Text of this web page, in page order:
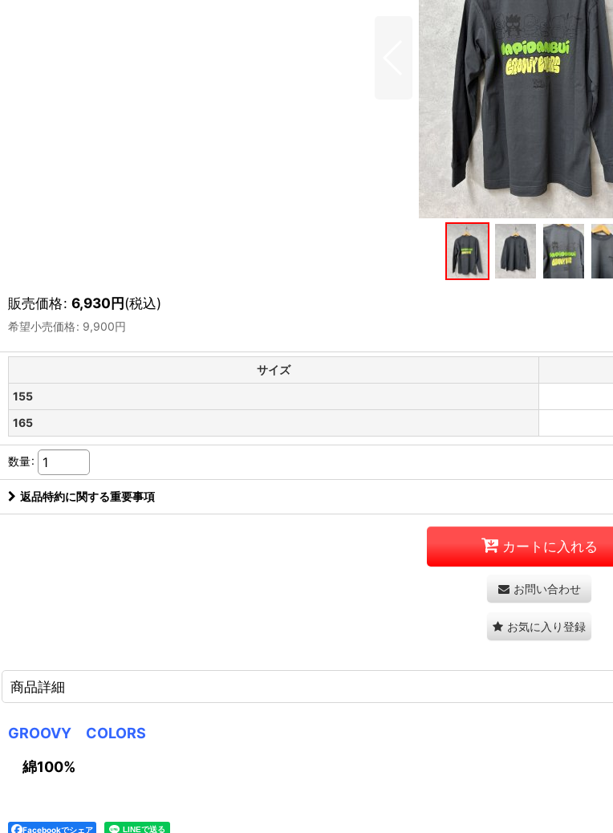
販売価格: 6,930円(税込)
希望小売価格: 9,900円
サイズ
155
165
数量:
返品特約に関する重要事項
カートに入れる
お問い合わせ
お気に入り登録
商品詳細
GROOVY COLORS
綿100%
Facebookでシェア